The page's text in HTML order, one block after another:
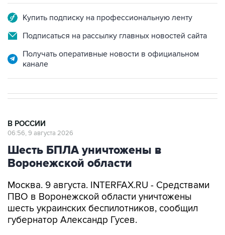
Купить подписку на профессиональную ленту
Подписаться на рассылку главных новостей сайта
Получать оперативные новости в официальном
канале
В РОССИИ
06:56, 9 августа 2026
Шесть БПЛА уничтожены в
Воронежской области
Москва. 9 августа. INTERFAX.RU - Средствами
ПВО в Воронежской области уничтожены
шесть украинских беспилотников, сообщил
губернатор Александр Гусев.